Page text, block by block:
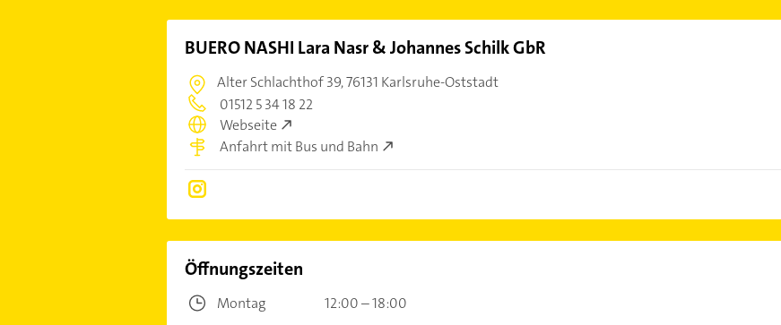
BUERO NASHI Lara Nasr & Johannes Schilk GbR
Alter Schlachthof 39,76131 Karlsruhe-Oststadt
01512 5 34 18 22
Webseite
Anfahrt mit Bus und Bahn
Öffnungszeiten
Montag
12:00 – 18:00